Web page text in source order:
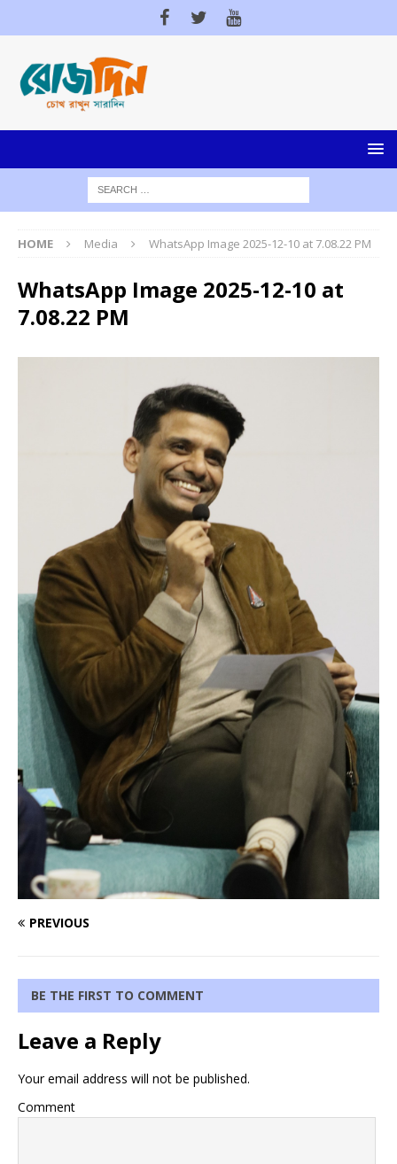
HOME Media WhatsApp Image 2025-12-10 at 7.08.22 PM
WhatsApp Image 2025-12-10 at
7.08.22 PM
PREVIOUS
BE THE FIRST TO COMMENT
Leave a Reply
Your email address will not be published.
Comment